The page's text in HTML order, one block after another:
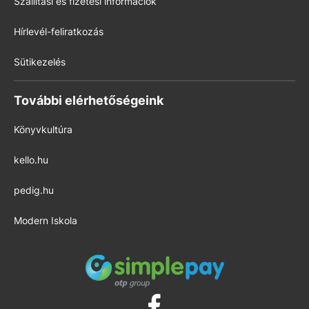
Hírlevél-feliratkozás
Sütikezelés
További elérhetőségeink
Könyvkultúra
kello.hu
pedig.hu
Modern Iskola